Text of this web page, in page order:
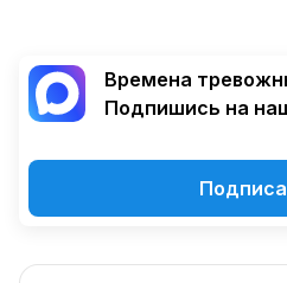
Времена
Подпишись на